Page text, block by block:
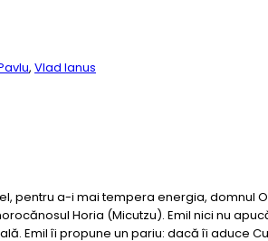
, Vlad Ianus
pentru a-i mai tempera energia, domnul
Horia (Micutzu). Emil nici nu
Emil îi propune un pariu: dacă îi aduce